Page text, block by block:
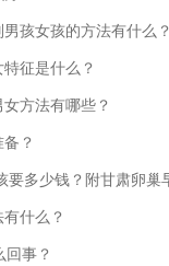
孩女孩的方法有什么
征是什么？
方法有哪些？
？
多少钱？附甘肃卵巢
什么？
事？